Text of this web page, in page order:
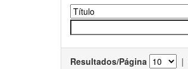
Resultados/Página |